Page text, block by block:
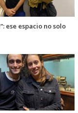
ese espacio no solo